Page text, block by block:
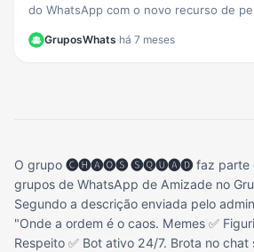
do WhatsApp com o novo recurso de
GruposWhats·há 7 meses
O grupo 🅒🅗🅐🅞🅢 🅢🅠🅤🅐🅓faz parte
grupos de WhatsApp de Amizade no
Segundo a descrição enviada pelo
"Onde a ordem é o caos. Memes ✅
Respeito ✅ Bot ativo 24/7. Brota no